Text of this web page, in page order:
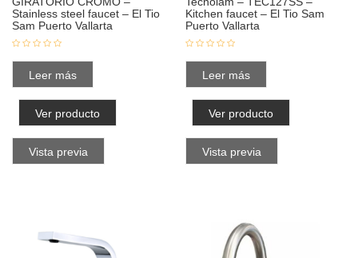
Stainless steel faucet – El Tio
Sam Puerto Vallarta
Leer más
Ver producto
Vista previa
Kitchen faucet – El Tio Sam
Puerto Vallarta
Leer más
Ver producto
Vista previa